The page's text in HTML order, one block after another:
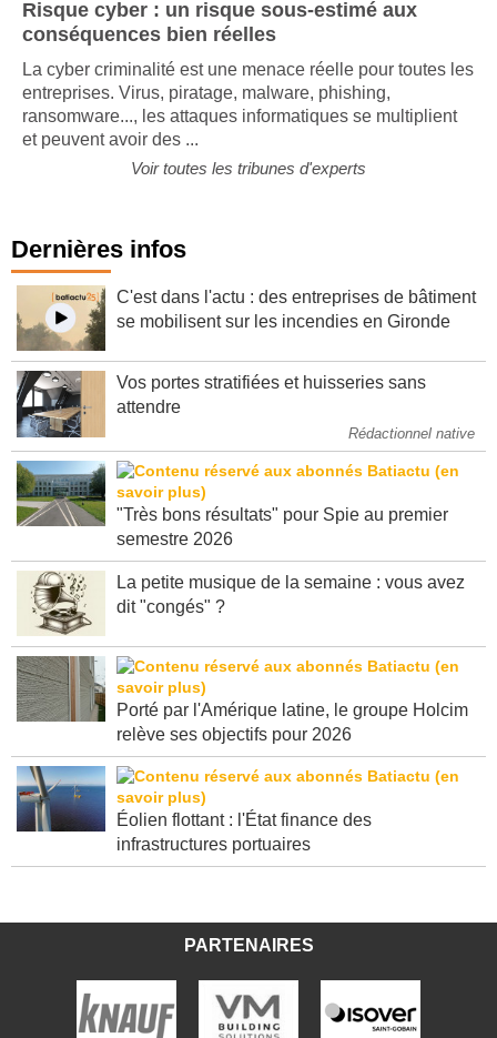
Risque cyber : un risque sous-estimé aux
conséquences bien réelles
La cyber criminalité est une menace réelle pour toutes les
entreprises. Virus, piratage, malware, phishing,
ransomware..., les attaques informatiques se multiplient
Dernières infos
C'est dans l'actu : des entreprises de bâtiment
Vos portes stratifiées et huisseries sans
Rédactionnel native
"Très bons résultats" pour Spie au premier
La petite musique de la semaine : vous avez
Porté par l'Amérique latine, le groupe Holcim
Éolien flottant : l'État finance des